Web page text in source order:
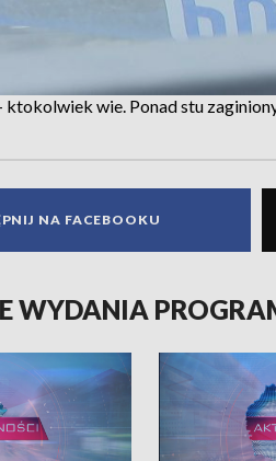
wie. Ponad stu
NA FACEBOOKU
WYDANIA